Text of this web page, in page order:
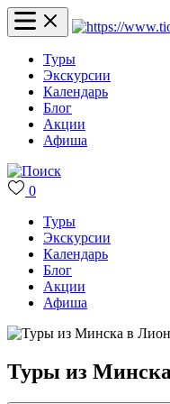
Туры
Экскурсии
Календарь
Блог
Акции
Афиша
0
Туры
Экскурсии
Календарь
Блог
Акции
Афиша
Туры из Минска